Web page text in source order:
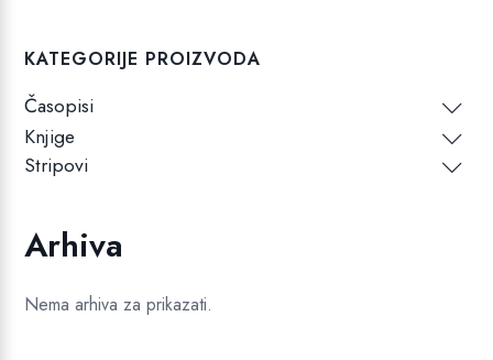
KATEGORIJE PROIZVODA
Časopisi
Knjige
Stripovi
Arhiva
Nema arhiva za prikazati.